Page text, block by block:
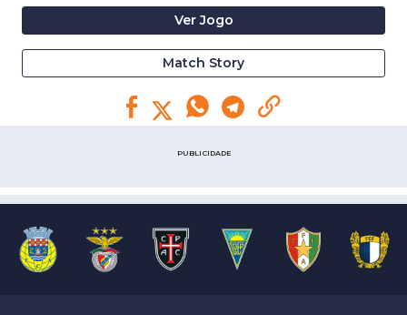
Ver Jogo
Match Story
PUBLICIDADE